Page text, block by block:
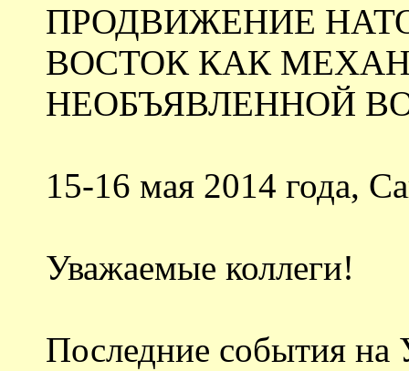
ПРОДВИЖЕНИЕ
ВОСТОК КАК
НЕОБЪЯВЛЕННОЙ
15-16 мая 2014 года,
Уважаемые коллеги!
Последние события на